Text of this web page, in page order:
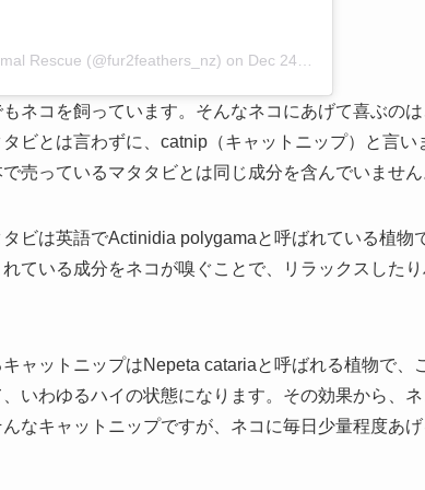
Rescue (@fur2feathers_nz) on Dec 24, 2018 at 2:52pm PST
ネコを飼っています。そんなネコにあげて喜ぶの
ビとは言わずに、catnip（キャットニップ）と言
売っているマタタビとは同じ成分を含んでいません
ビは英語でActinidia polygamaと呼ばれている植物
ている成分をネコが嗅ぐことで、リラックスした
ャットニップはNepeta catariaと呼ばれる植物で、
いわゆるハイの状態になります。その効果から、
なキャットニップですが、ネコに毎日少量程度あ